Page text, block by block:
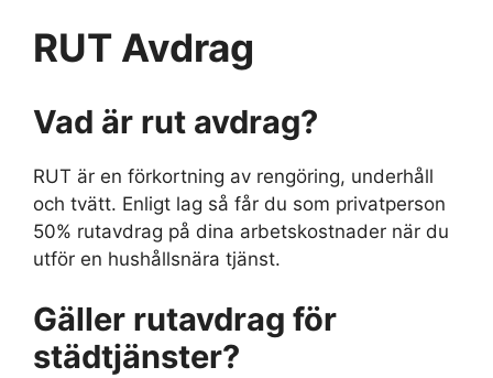
RUT Avdrag
Vad är rut avdrag?
RUT är en förkortning av rengöring, underhåll
och tvätt. Enligt lag så får du som privatperson
50% rutavdrag på dina arbetskostnader när du
utför en hushållsnära tjänst.
Gäller rutavdrag för
städtjänster?